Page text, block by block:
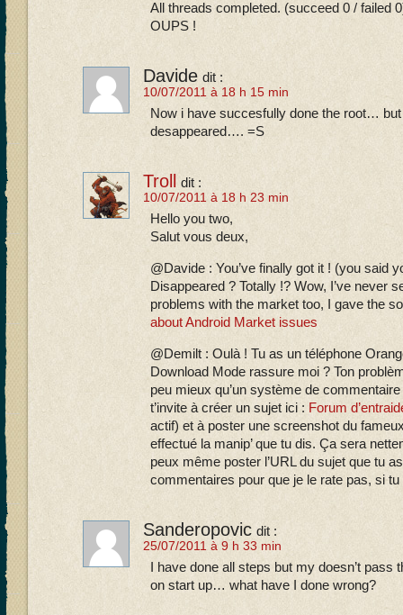
All threads completed. (succeed 0 / failed
OUPS !
Davide dit :
10/07/2011 à 18 h 15 min
Now i have succesfully done the root…
desappeared…. =S
Troll dit :
10/07/2011 à 18 h 23 min
Hello you two,
Salut vous deux,
@Davide : You’ve finally got it ! (you said
Disappeared ? Totally !? Wow, I’ve never
problems with the market too, I gave the
about Android Market issues
@Demilt : Oulà ! Tu as un téléphone
Download Mode rassure moi ? Ton
peu mieux qu’un système de
t’invite à créer un sujet ici : Forum
actif) et à poster une screenshot du
effectué la manip’ que tu dis. Ça sera
peux même poster l’URL du sujet que tu
commentaires pour que je le rate pas, si
Sanderopovic dit :
25/07/2011 à 9 h 33 min
I have done all steps but my doesn’t
on start up… what have I done wrong?